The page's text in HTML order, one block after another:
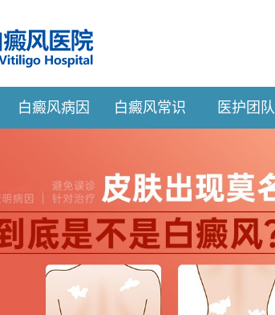
白癜风病因 白癜风常识 医护团队